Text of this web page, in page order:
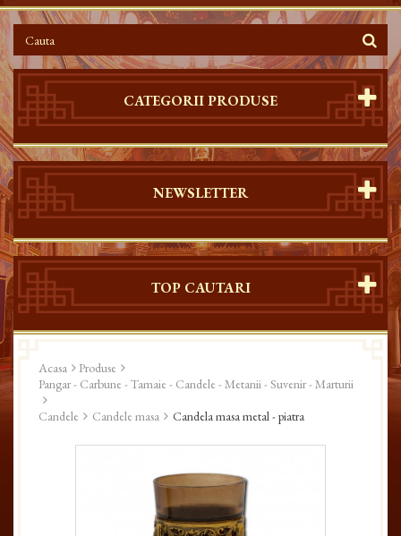
CATEGORII PRODUSE
NEWSLETTER
TOP CAUTARI
Acasa
Produse
Pangar - Carbune - Tamaie - Candele - Metanii - Suvenir - Marturii
Candele
Candele masa Candela masa metal - piatra